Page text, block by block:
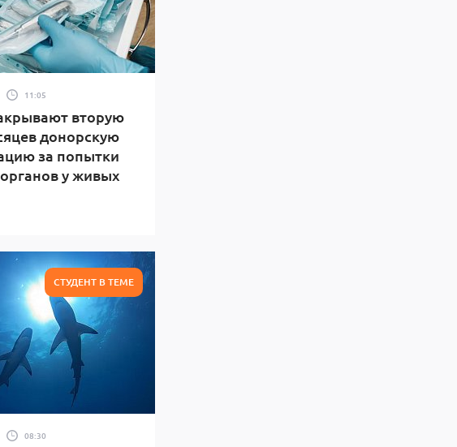
11:05
вторую
донорскую
за попытки
у живых
СТУДЕНТ В ТЕМЕ
08:30